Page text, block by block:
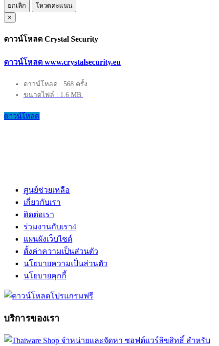
ยกเลิก
โหวตคะแนน
×
ดาวน์โหลด Crystal Security
ดาวน์โหลด www.crystalsecurity.eu
ดาวน์โหลด : 568 ครั้ง
ขนาดไฟล์ : 1.6 MB.
ดาวน์โหลด
ศูนย์ช่วยเหลือ
เกี่ยวกับเรา
ติดต่อเรา
ร่วมงานกับเรา4
แผนผังเว็บไซต์
ตั้งค่าความเป็นส่วนตัว
นโยบายความเป็นส่วนตัว
นโยบายคุกกี้
บริการของเรา